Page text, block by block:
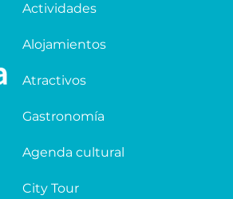
Actividades
Alojamientos
Atractivos
Gastronomía
Agenda cultural
City Tour